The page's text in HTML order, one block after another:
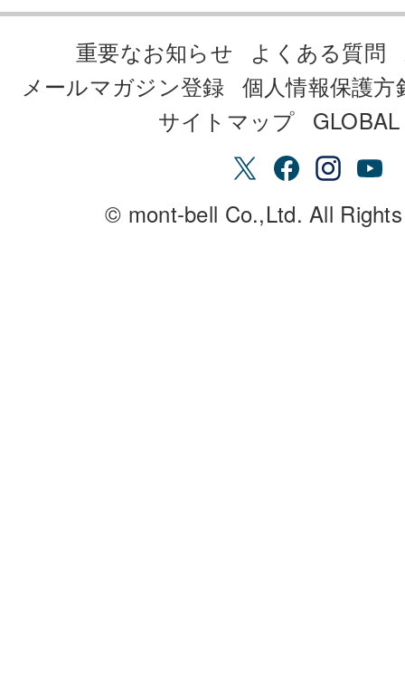
重要なお知らせ よくある質問
メールマガジン登録 個人情報保護方
サイトマップ
© mont-bell Co.,Ltd. All